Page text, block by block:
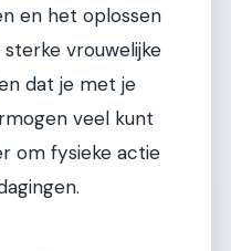
en het oplossen
sterke vrouwelijke
dat je met je
veel kunt
om fysieke actie